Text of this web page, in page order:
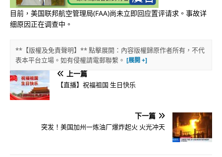
目前，美国联邦航空管理局(FAA)尚未立即回应置评请求。事故详
细原因正在调查中。
**【版權及免責聲明】** 點擊展開：內容版權歸原作者所有，不代
表本平台立場。如有侵權請電郵聯繫。
上一篇
【直播】祝福祖国 生日快乐
下一篇
突发！美国加州一炼油厂爆炸起火 火光冲天